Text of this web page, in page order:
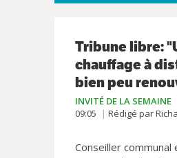
Tribune libre:
chauffage à
bien peu
INVITÉ DE LA SEMAINE
09:05
Rédigé par
Conseiller communal